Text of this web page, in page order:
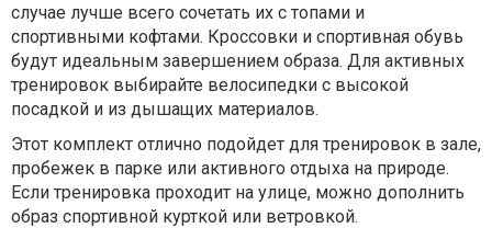
случае лучше всего сочетать их с топами и
спортивными кофтами. Кроссовки и спортивная обувь
будут идеальным завершением образа. Для активных
тренировок выбирайте велосипедки с высокой
посадкой и из дышащих материалов.
Этот комплект отлично подойдет для тренировок в зале,
пробежек в парке или активного отдыха на природе.
Если тренировка проходит на улице, можно дополнить
образ спортивной курткой или ветровкой.